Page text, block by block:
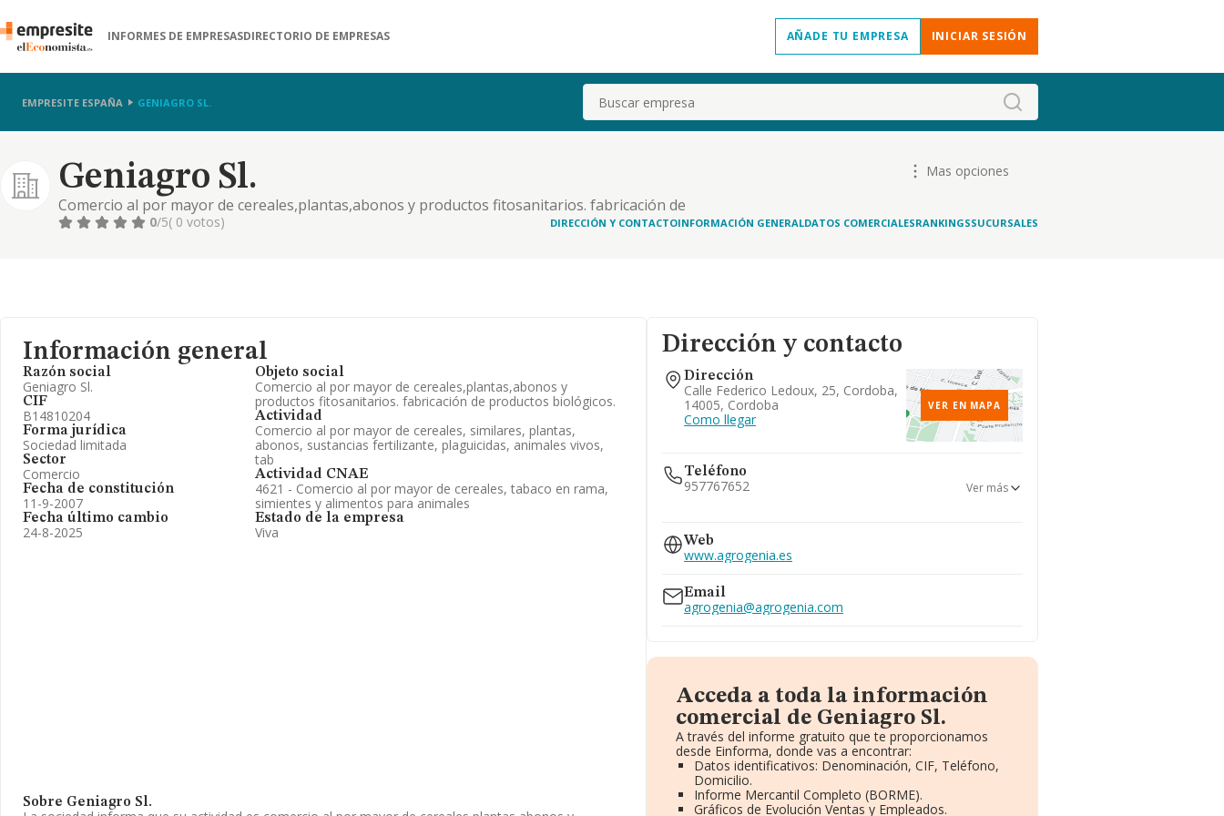
INFORMES DE EMPRESASDIRECTORIO DE EMPRESAS AÑADE TU EMPRESA INICIAR SESIÓN
EMPRESITE ESPAÑA GENIAGRO SL. Buscar
Geniagro Sl.
Comercio al por mayor de cereales,plantas,abonos y productos fitosanitarios. fabricación de
productos biológicos.
Mas opciones
0/5( 0 votos) DIRECCIÓN Y CONTACTOINFORMACIÓN GENERALDATOS COMERCIALESRANKINGSSUCURSALES
Información general
Razón social
Geniagro Sl.
CIF
B14810204
Forma jurídica
Sociedad limitada
Sector
Comercio
Fecha de constitución
11-9-2007
Fecha último cambio
24-8-2025
Objeto social
Comercio al por mayor de cereales,plantas,abonos y
productos fitosanitarios. fabricación de productos biológicos.
Actividad
Comercio al por mayor de cereales, similares, plantas,
abonos, sustancias fertilizante, plaguicidas, animales vivos,
tab
Actividad CNAE
4621 - Comercio al por mayor de cereales, tabaco en rama,
simientes y alimentos para animales
Estado de la empresa
Viva
Sobre Geniagro Sl.
Dirección y contacto
Dirección
Calle Federico Ledoux, 25, Cordoba,
14005, Cordoba
Como llegar
VER EN MAPA
Teléfono
957767652
Ver teléfono 675...
Ver más
Web
www.agrogenia.es
Email
agrogenia@agrogenia.com
Acceda a toda la información
comercial de Geniagro Sl.
A través del informe gratuito que te proporcionamos
desde Einforma, donde vas a encontrar:
Datos identificativos: Denominación, CIF, Teléfono,
Domicilio.
Informe Mercantil Completo (BORME).
Gráficos de Evolución Ventas y Empleados.